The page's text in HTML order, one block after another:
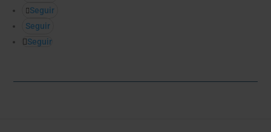
Seguir
Seguir
Seguir